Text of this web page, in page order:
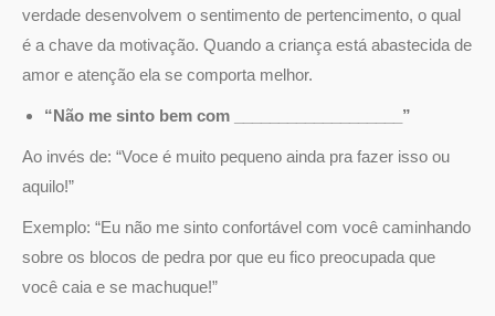
verdade desenvolvem o sentimento de pertencimento, o qual
é a chave da motivação. Quando a criança está abastecida de
amor e atenção ela se comporta melhor.
“Não me sinto bem com ___________________”
Ao invés de: “Voce é muito pequeno ainda pra fazer isso ou
aquilo!”
Exemplo: “Eu não me sinto confortável com você caminhando
sobre os blocos de pedra por que eu fico preocupada que
você caia e se machuque!”